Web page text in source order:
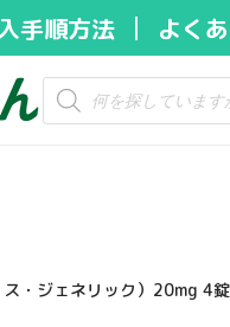
手順方法 よく
・ジェネリック）20mg 4錠